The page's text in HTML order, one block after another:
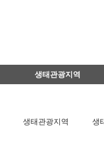
생태관광지역
생태관광지역 생